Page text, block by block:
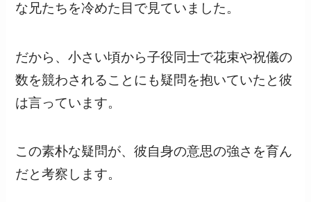
な兄たちを冷めた目で見ていました。
だから、小さい頃から子役同士で花束や祝儀の
数を競わされることにも疑問を抱いていたと彼
は言っています。
この素朴な疑問が、彼自身の意思の強さを育ん
だと考察します。